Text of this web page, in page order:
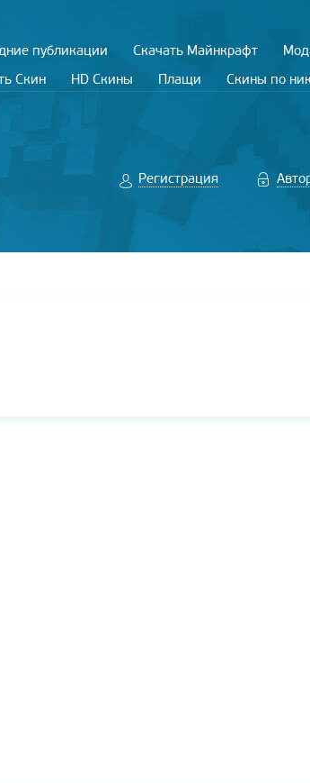
публикации Скачать Майнкрафт
Скин
HD Скины Плащи Скины по
Регистрация